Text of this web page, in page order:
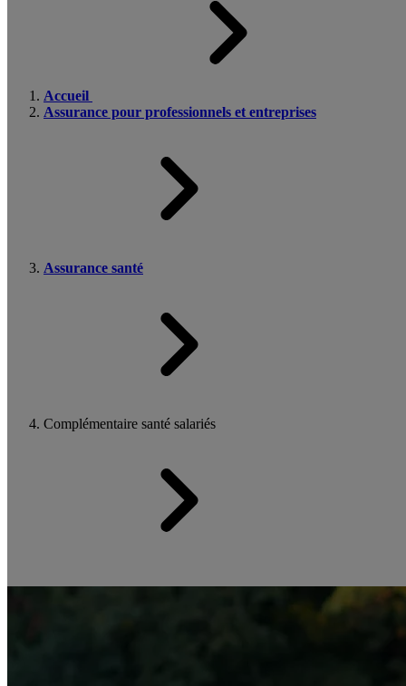
Accueil
Assurance pour professionnels et entreprises
Assurance santé
Complémentaire santé salariés